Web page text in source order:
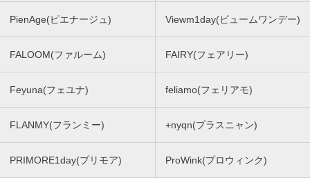
PienAge(ピエナージュ) Viewm1day(ビュームワンデー)
FALOOM(ファルーム) FAIRY(フェアリー)
Feyuna(フェユナ) feliamo(フェリアモ)
FLANMY(フランミー) +nyqn(プラスニャン)
PRIMORE1day(プリモア) ProWink(プロウィンク)